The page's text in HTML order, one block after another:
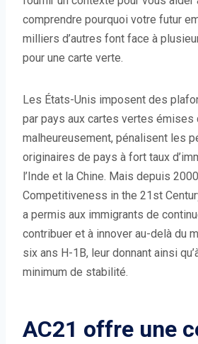
comprendre pourquoi votre futur
milliers d’autres font face à
pour une carte verte.
Les États-Unis imposent des
par pays aux cartes vertes émises
malheureusement, pénalisent les
originaires de pays à fort taux
l’Inde et la Chine. Mais depuis
Competitiveness in the 21st
a permis aux immigrants de
contribuer et à innover au-delà du
six ans H-1B, leur donnant ainsi
minimum de stabilité.
AC21 offre une